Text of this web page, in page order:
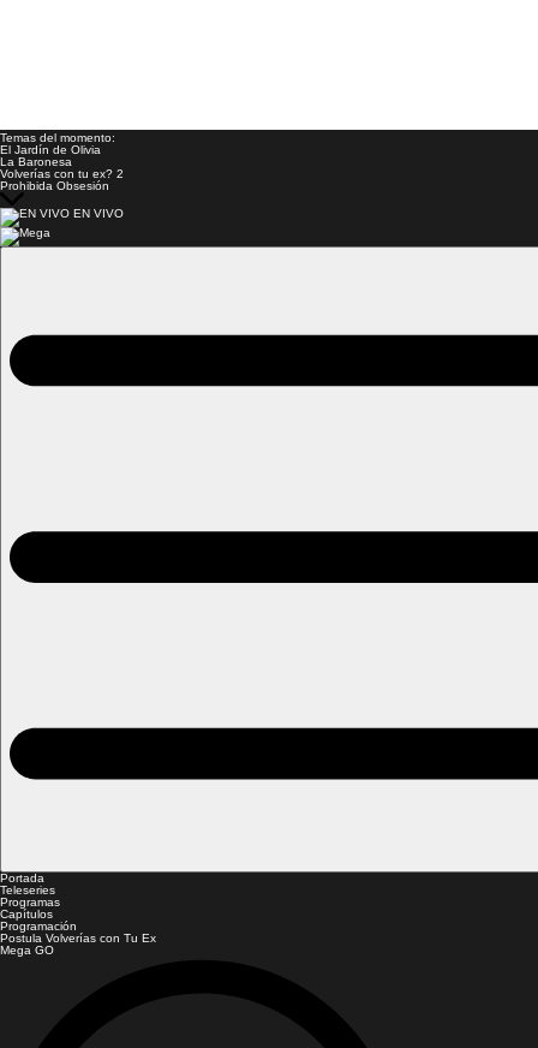
Temas del momento:
El Jardín de Olivia
La Baronesa
Volverías con tu ex? 2
Prohibida Obsesión
EN VIVO
Portada
Teleseries
Programas
Capítulos
Programación
Postula Volverías con Tu Ex
Mega GO